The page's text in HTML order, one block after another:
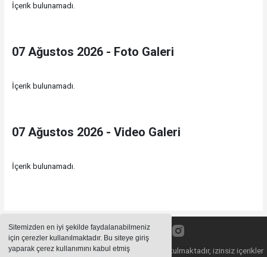
Sitemizden en iyi şekilde faydalanabilmeniz
için çerezler kullanılmaktadır. Bu siteye giriş
yaparak çerez kullanımını kabul etmiş
İçerik bulunamadı.
07 Ağustos 2026 - Foto Galeri
İçerik bulunamadı.
07 Ağustos 2026 - Video Galeri
İçerik bulunamadı.
Sitemizde bulunan içeriklerin tüm hakları saklı tutulmaktadır, izinsiz içerikler